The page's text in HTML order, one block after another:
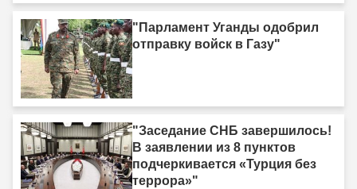
есть одна жизнь, и она тоже
должна быть принесена в
жертву»"
"Парламент Уганды одобрил
отправку войск в Газу"
"Заседание СНБ завершилось!
В заявлении из 8 пунктов
подчеркивается «Турция без
террора»"